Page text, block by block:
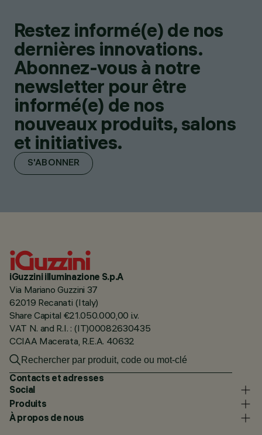
Restez informé(e) de nos
dernières innovations.
Abonnez-vous à notre
newsletter pour être
informé(e) de nos
nouveaux produits, salons
et initiatives.
S'ABONNER
iGuzzini illuminazione S.p.A
Via Mariano Guzzini 37
62019 Recanati (Italy)
Share Capital €21.050.000,00 i.v.
VAT N. and R.I. : (IT)00082630435
CCIAA Macerata, R.E.A. 40632
Contacts et adresses
Social
Produits
À propos de nous